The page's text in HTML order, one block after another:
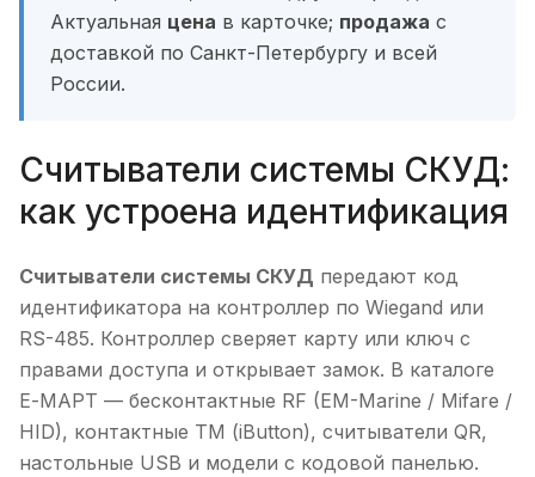
Актуальная цена в карточке; продажа с
доставкой по Санкт-Петербургу и всей
России.
Считыватели системы СКУД:
как устроена идентификация
Считыватели системы СКУД передают код
идентификатора на контроллер по Wiegand или
RS-485. Контроллер сверяет карту или ключ с
правами доступа и открывает замок. В каталоге
Е-МАРТ — бесконтактные RF (EM-Marine / Mifare /
HID), контактные TM (iButton), считыватели QR,
настольные USB и модели с кодовой панелью.